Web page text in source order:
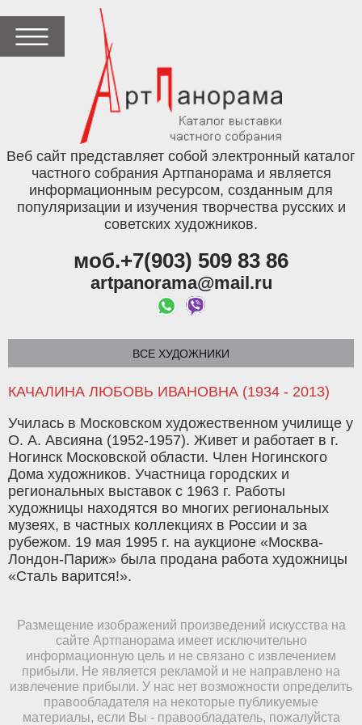
Веб сайт представляет собой электронный каталог
частного собрания Артпанорама и является
информационным ресурсом, созданным для
популяризации и изучения творчества русских и
советских художников.
моб.+7(903) 509 83 86
artpanorama@mail.ru
ВСЕ ХУДОЖНИКИ
КАЧАЛИНА ЛЮБОВЬ ИВАНОВНА (1934 - 2013)
Училась в Московском художественном училище у
О. А. Авсияна (1952-1957). Живет и работает в г.
Ногинск Московской области. Член Ногинского
Дома художников. Участница городских и
региональных выставок с 1963 г. Работы
художницы находятся во многих региональных
музеях, в частных коллекциях в России и за
рубежом. 19 мая 1995 г. на аукционе «Москва-
Лондон-Париж» была продана работа художницы
«Сталь варится!».
Размещение изображений произведений искусства на
сайте Артпанорама имеет исключительно
информационную цель и не связано с извлечением
прибыли. Не является рекламой и не направлено на
извлечение прибыли. У нас нет возможности определить
правообладателя на некоторые публикуемые
материалы, если Вы - правообладатель, пожалуйста